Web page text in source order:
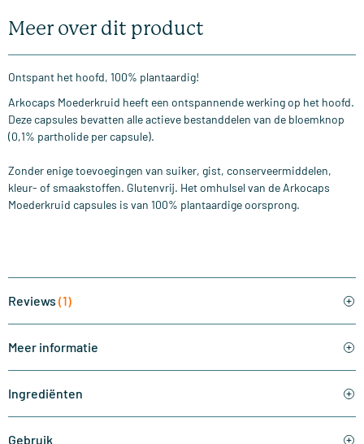
Meer over dit product
Ontspant het hoofd, 100% plantaardig!
Arkocaps Moederkruid heeft een ontspannende werking op het hoofd.
Deze capsules bevatten alle actieve bestanddelen van de bloemknop
(0,1% partholide per capsule).
Zonder enige toevoegingen van suiker, gist, conserveermiddelen,
kleur- of smaakstoffen. Glutenvrij. Het omhulsel van de Arkocaps
Moederkruid capsules is van 100% plantaardige oorsprong.
Reviews (1)
Meer informatie
Ingrediënten
Gebruik